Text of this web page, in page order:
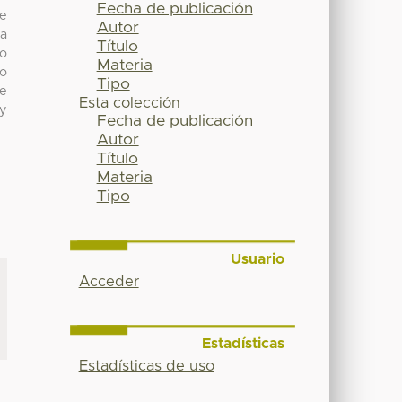
Fecha de publicación
Autor
Título
Materia
Tipo
Esta colección
Fecha de publicación
Autor
Título
Materia
Tipo
Usuario
Acceder
Estadísticas
Estadísticas de uso